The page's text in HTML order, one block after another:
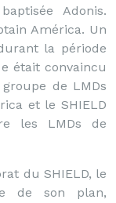
Adonis.
América. Un
la période
était convaincu
de LMDs
et le SHIELD
les LMDs de
du SHIELD, le
de son plan,